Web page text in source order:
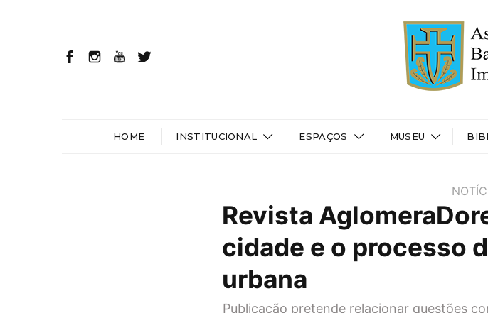
HOME INSTITUCIONAL ESPAÇOS MUSEU
Revista
cidade e o processo
urbana
Publicação pretende relacionar questões